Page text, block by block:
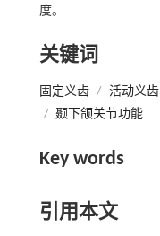
度。
关键词
固定义齿 / 活动义齿
/ 颞下颌关节功能
Key words
引用本文